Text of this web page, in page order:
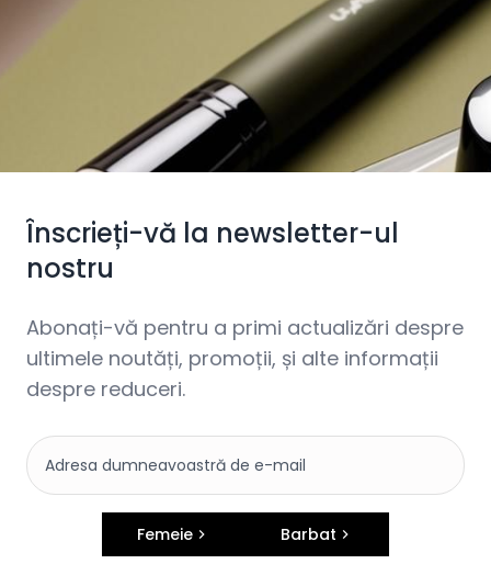
Înscrieți-vă la newsletter-ul
nostru
Abonați-vă pentru a primi actualizări despre
ultimele noutăți, promoții, și alte informații
despre reduceri.
Femeie Barbat